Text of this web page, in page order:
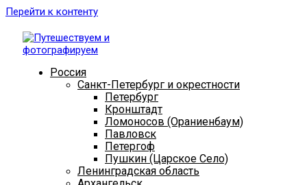
Перейти к контенту
Россия
Санкт-Петербург и окрестности
Петербург
Кронштадт
Ломоносов (Ораниенбаум)
Павловск
Петергоф
Пушкин (Царское Село)
Ленинградская область